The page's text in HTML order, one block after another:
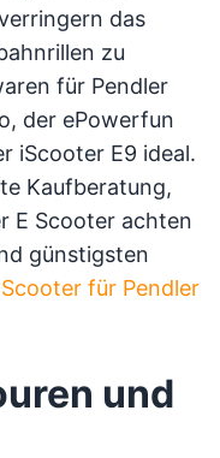
das
zu
für Pendler
der ePowerfun
iScooter E9 ideal.
Kaufberatung,
E Scooter achten
günstigsten
Scooter für Pendler
und